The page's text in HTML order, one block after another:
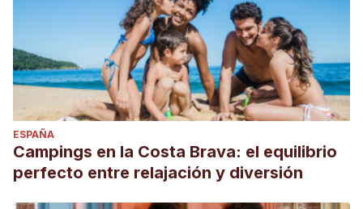
ESPAÑA
Campings en la Costa Brava: el equilibrio
perfecto entre relajación y diversión